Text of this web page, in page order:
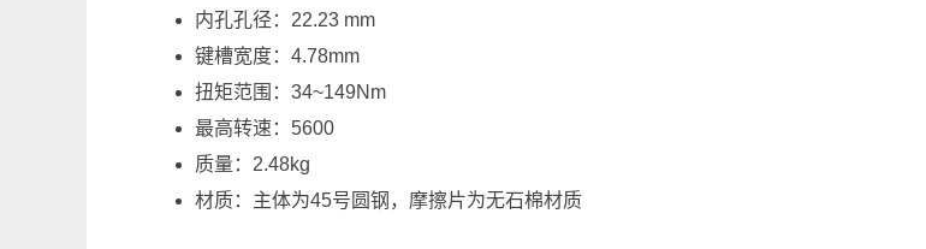
内孔孔径：22.23 mm
键槽宽度：4.78mm
扭矩范围：34~149Nm
最高转速：5600
质量：2.48kg
材质：主体为45号圆钢，摩擦片为无石棉材质